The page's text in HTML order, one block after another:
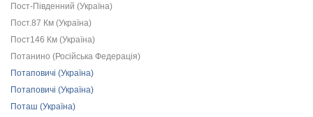
Пост-Південний (Україна)
Пост.87 Км (Україна)
Пост146 Км (Україна)
Потанино (Російська Федерація)
Потаповичі (Україна)
Потаповичі (Україна)
Поташ (Україна)